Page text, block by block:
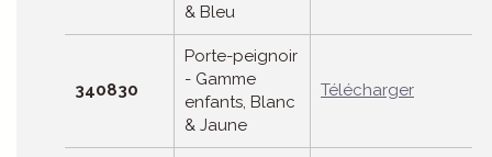
& Bleu
340830
Porte-peignoir
- Gamme
enfants, Blanc
& Jaune
Télécharger